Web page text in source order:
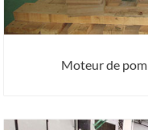
Moteur de